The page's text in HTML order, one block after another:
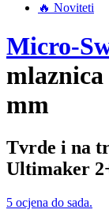
🔥 Noviteti
Micro-
mm
Tvrde i na
Ultimaker
5 ocjena do sada.